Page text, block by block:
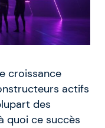
croissance
actifs
des
quoi ce succès